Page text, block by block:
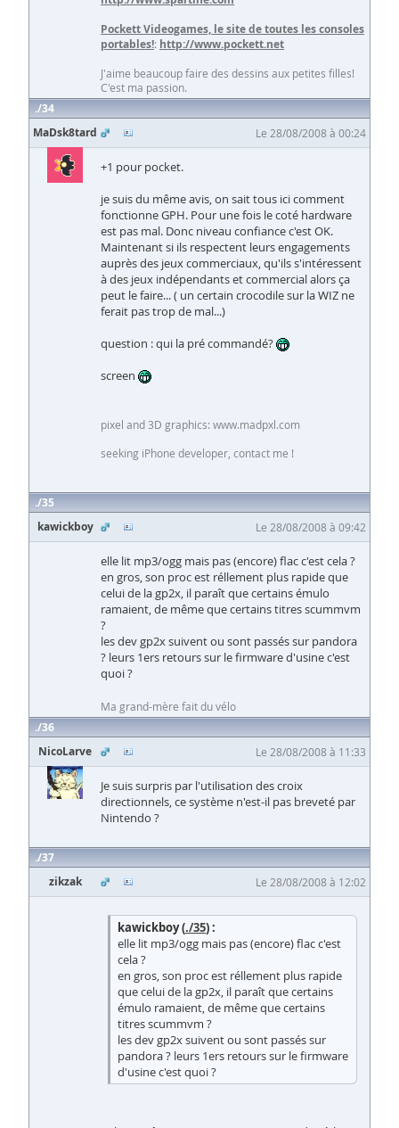
Pockett Videogames, le site de toutes les consoles
portables!: http://www.pockett.net
J'aime beaucoup faire des dessins aux petites filles!
C'est ma passion.
34
MaDsk8tard
Le 28/08/2008 à 00:24
+1 pour pocket.
je suis du même avis, on sait tous ici comment
fonctionne GPH. Pour une fois le coté hardware
est pas mal. Donc niveau confiance c'est OK.
Maintenant si ils respectent leurs engagements
auprès des jeux commerciaux, qu'ils s'intéressent
à des jeux indépendants et commercial alors ça
peut le faire... ( un certain crocodile sur la WIZ ne
ferait pas trop de mal...)
question : qui la pré commandé?
screen
pixel and 3D graphics: www.madpxl.com
seeking iPhone developer, contact me !
35
kawickboy
Le 28/08/2008 à 09:42
elle lit mp3/ogg mais pas (encore) flac c'est cela ?
en gros, son proc est réllement plus rapide que
celui de la gp2x, il paraît que certains émulo
ramaient, de même que certains titres scummvm
?
les dev gp2x suivent ou sont passés sur pandora
? leurs 1ers retours sur le firmware d'usine c'est
quoi ?
Ma grand-mère fait du vélo
36
NicoLarve
Le 28/08/2008 à 11:33
Je suis surpris par l'utilisation des croix
directionnels, ce système n'est-il pas breveté par
Nintendo ?
37
zikzak
Le 28/08/2008 à 12:02
kawickboy (./35) :
elle lit mp3/ogg mais pas (encore) flac c'est
cela ?
en gros, son proc est réllement plus rapide
que celui de la gp2x, il paraît que certains
émulo ramaient, de même que certains
titres scummvm ?
les dev gp2x suivent ou sont passés sur
pandora ? leurs 1ers retours sur le firmware
d'usine c'est quoi ?